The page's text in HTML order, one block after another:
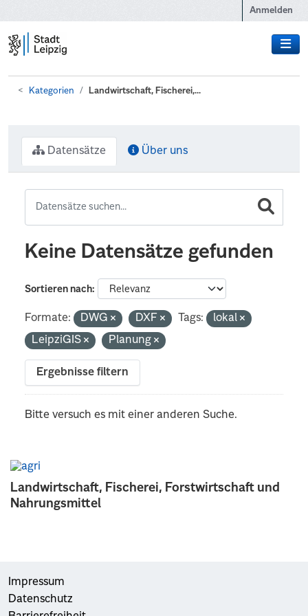
Anmelden
Kategorien Landwirtschaft, Fischerei,...
Landwirtschaft, Fischerei, Forstwirtschaft und
Nahrungsmittel
Datensätze Über uns
Keine Datensätze gefunden
Sortieren nach
Formate: DWG DXF Tags:
lokal
LeipziGIS
Planung
Ergebnisse filtern
Bitte versuch es mit einer anderen Suche.
Impressum
Datenschutz